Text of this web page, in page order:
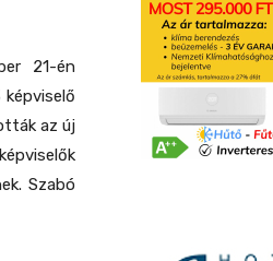
21-én
az új
Szabó